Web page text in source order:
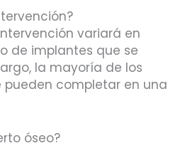
variará en
de implantes que se
la mayoría de los
pueden completar en una
óseo?